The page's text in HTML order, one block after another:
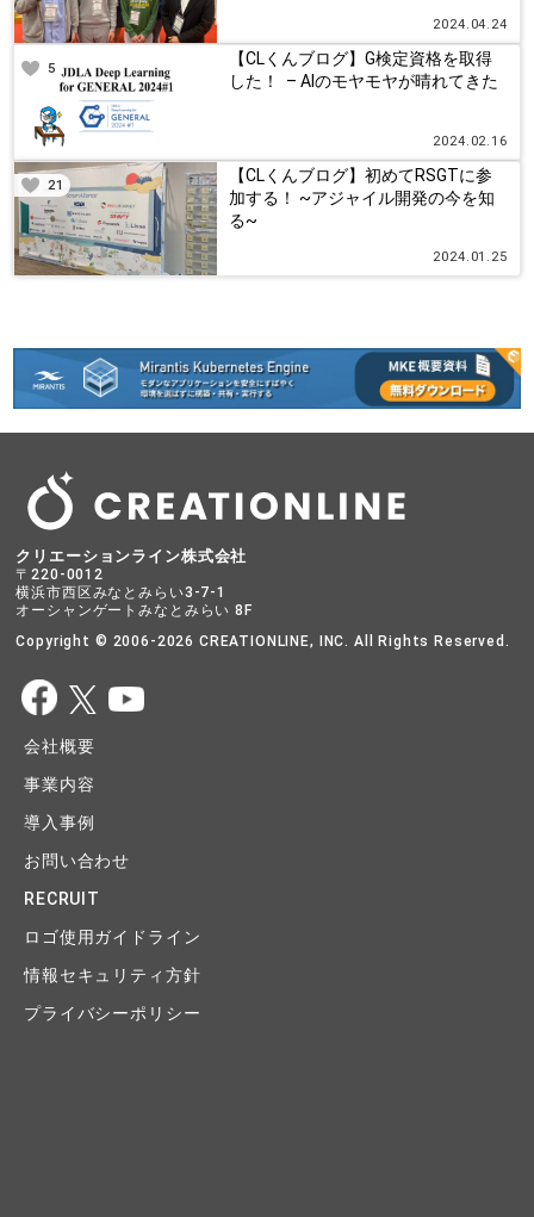
2024.04.24
【CLくんブログ】G検定資格を取得
した！ – AIのモヤモヤが晴れてきた
2024.02.16
5
【CLくんブログ】初めてRSGTに参
加する！ ~アジャイル開発の今を知
る~
2024.01.25
21
クリエーションライン株式会社
〒220-0012
横浜市西区みなとみらい3-7-1
オーシャンゲートみなとみらい 8F
Copyright © 2006-2026 CREATIONLINE, INC. All Rights Reserved.
会社概要
事業内容
導入事例
お問い合わせ
RECRUIT
ロゴ使用ガイドライン
情報セキュリティ方針
プライバシーポリシー